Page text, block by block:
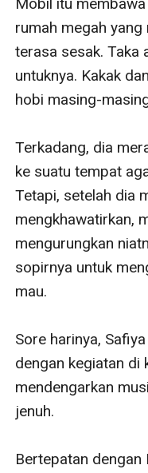
Mobil itu
rumah megah
terasa sesak. Taka
untuknya. Kakak
hobi masing-
Terkadang, dia
ke suatu tempat
Tetapi, setelah dia
mengkhawatirkan,
mengurungkan
sopirnya untuk
mau.
Sore harinya,
dengan kegiatan di
mendengarkan
jenuh.
Bertepatan